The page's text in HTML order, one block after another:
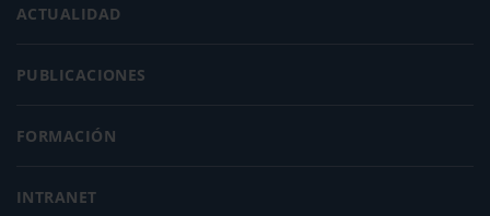
ACTUALIDAD
PUBLICACIONES
FORMACIÓN
INTRANET